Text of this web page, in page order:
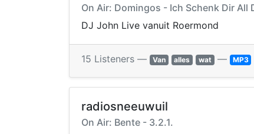
On Air: Domingos - Ich Schenk Dir All
DJ John Live vanuit Roermond
15 Listeners — Van alles wat — MP3
radiosneeuwuil
On Air: Bente - 3.2.1.